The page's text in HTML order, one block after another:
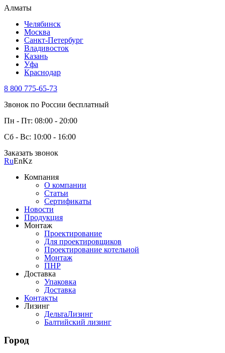
Алматы
Челябинск
Москва
Санкт-Петербург
Владивосток
Казань
Уфа
Краснодар
8 800 775-65-73
Звонок по России бесплатный
Пн - Пт: 08:00 - 20:00
Сб - Вс: 10:00 - 16:00
Заказать звонок
RuEnKz
Компания
О компании
Статьи
Сертификаты
Новости
Продукция
Монтаж
Проектирование
Для проектировщиков
Проектирование котельной
Монтаж
ПНР
Доставка
Упаковка
Доставка
Контакты
Лизинг
ДельтаЛизинг
Балтийский лизинг
Город